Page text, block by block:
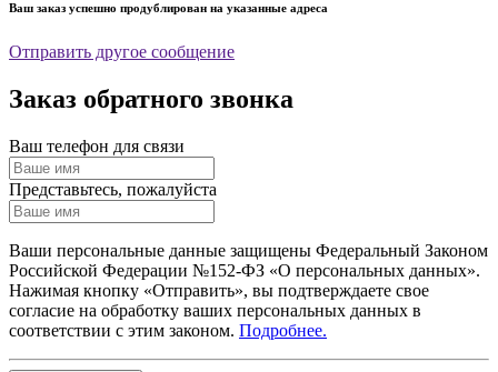
Ваш заказ успешно продублирован на указанные адреса
Отправить другое сообщение
Заказ обратного звонка
Ваш телефон для связи
Представьтесь, пожалуйста
Ваши персональные данные защищены Федеральный Законом
Российской Федерации №152-ФЗ «О персональных данных».
Нажимая кнопку «Отправить», вы подтверждаете свое
согласие на обработку ваших персональных данных в
соответствии с этим законом. Подробнее.